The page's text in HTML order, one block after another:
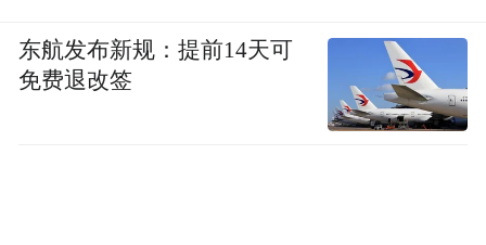
东航发布新规：提前14天可
免费退改签